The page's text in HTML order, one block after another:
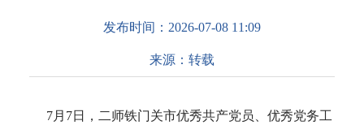
发布时间： 2026-07-08 11:09
来源： 转载
7月7日，二师铁门关市优秀共产党员、优秀党务工